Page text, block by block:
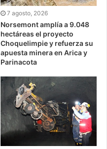
7 agosto, 2026
Norsemont amplía a 9.048
hectáreas el proyecto
Choquelimpie y refuerza su
apuesta minera en Arica y
Parinacota